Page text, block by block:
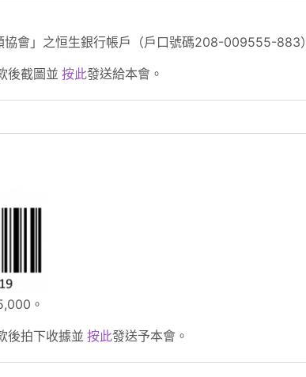
會」之恒生銀行帳戶（戶口號碼208-009555-883）
後截圖並 按此發送給本會。
。
後拍下收據並 按此發送予本會。